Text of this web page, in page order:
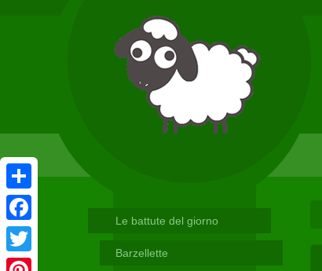
Le battute del giorno
Barzellette
Condividi
Facebook
Twitter